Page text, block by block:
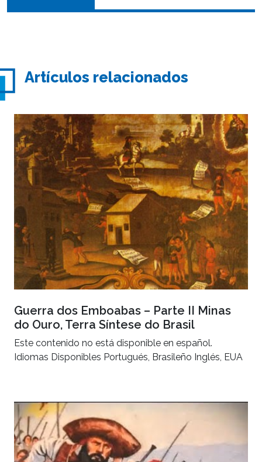
Artículos relacionados
Guerra dos Emboabas – Parte II Minas
do Ouro, Terra Síntese do Brasil
Este contenido no está disponible en español.
Idiomas Disponibles Portugués, Brasileño Inglés, EUA